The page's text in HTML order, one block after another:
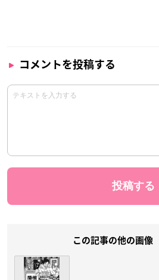
コメントを投稿する
この記事の他の画像